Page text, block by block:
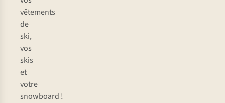
vêtements
de
ski,
vos
skis
et
votre
snowboard !